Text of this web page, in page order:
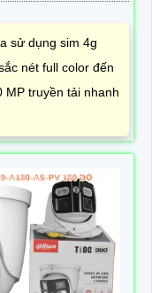
sử dụng sim 4g
nét full color đến
MP truyền tải nhanh